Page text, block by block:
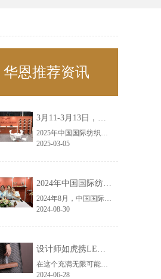
华恩推荐资讯
3月11-3月13日，华恩诚邀您共赴上海面辅料春夏展——华恩
2025年中国国际纺织面料及辅料（春夏）博览会即将盛大开启！感谢您对华恩品牌的关注！3.11-3.13，杭州华恩（LEMONLEE）诚邀您共赴这场春日的宴会！
2025-03-05
2024年中国国际纺织面料及辅料（秋冬）博览会完美收官！——华恩
2024年8月，中国国际纺织面料及辅料（秋冬）博览会完美收官！作为一家拥有30年历史的专业衣架制造商，我们非常荣幸能够参与这一盛会，并在此期间与众多客户进行了广泛而深入的交流。
2024-08-30
设计师如虎携LEMONLEE红雪松礼盒荣获第六届未来·已来香港新锐当代设计奖铜奖
在这个充满无限可能的2024年夏季，LEMONLEE品牌设计师如虎以其非凡的创意与对自然的深刻理解，精心打造的红雪松木球礼盒，在“2024未来·已来——第六届香港新锐当代设计奖”中摘得铜奖。这不仅是对设计师如虎原创设计能力的嘉奖，更是对LEMONLEE品牌的高度认可。
2024-06-28